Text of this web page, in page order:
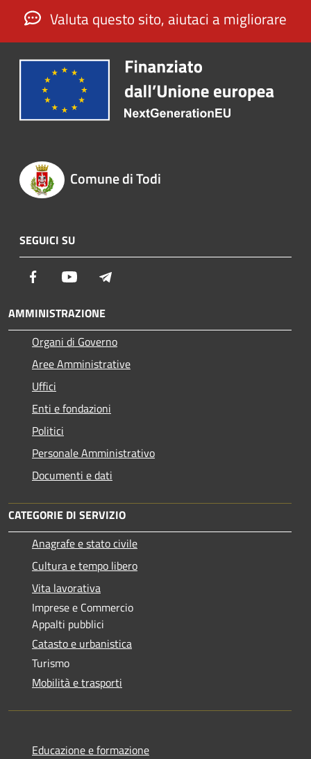
Valuta questo sito, aiutaci a migliorare
Comune di Todi
SEGUICI SU
Facebook Youtube
AMMINISTRAZIONE
Organi di Governo
Aree Amministrative
Uffici
Enti e fondazioni
Politici
Personale Amministrativo
Documenti e dati
CATEGORIE DI SERVIZIO
Anagrafe e stato civile
Cultura e tempo libero
Vita lavorativa
Imprese e Commercio
Appalti pubblici
Catasto e urbanistica
Turismo
Mobilità e trasporti
Educazione e formazione